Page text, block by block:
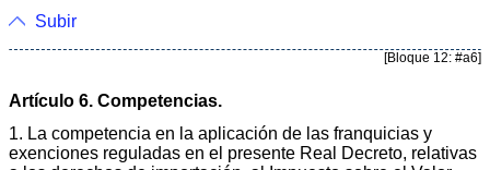
Subir
[Bloque 12: #a6]
Artículo 6. Competencias.
1. La competencia en la aplicación de las franquicias y
exenciones reguladas en el presente Real Decreto, relativas